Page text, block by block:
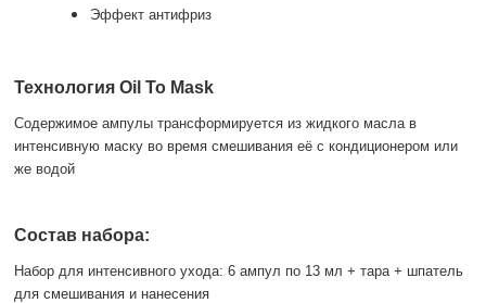
Эффект антифриз
Технология Oil To Mask
Содержимое ампулы трансформируется из жидкого масла в
интенсивную маску во время смешивания её с кондиционером или
же водой
Состав набора:
Набор для интенсивного ухода: 6 ампул по 13 мл + тара + шпатель
для смешивания и нанесения